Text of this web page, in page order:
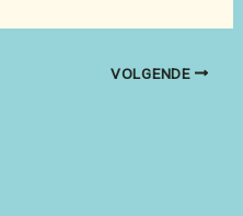
VOLGENDE